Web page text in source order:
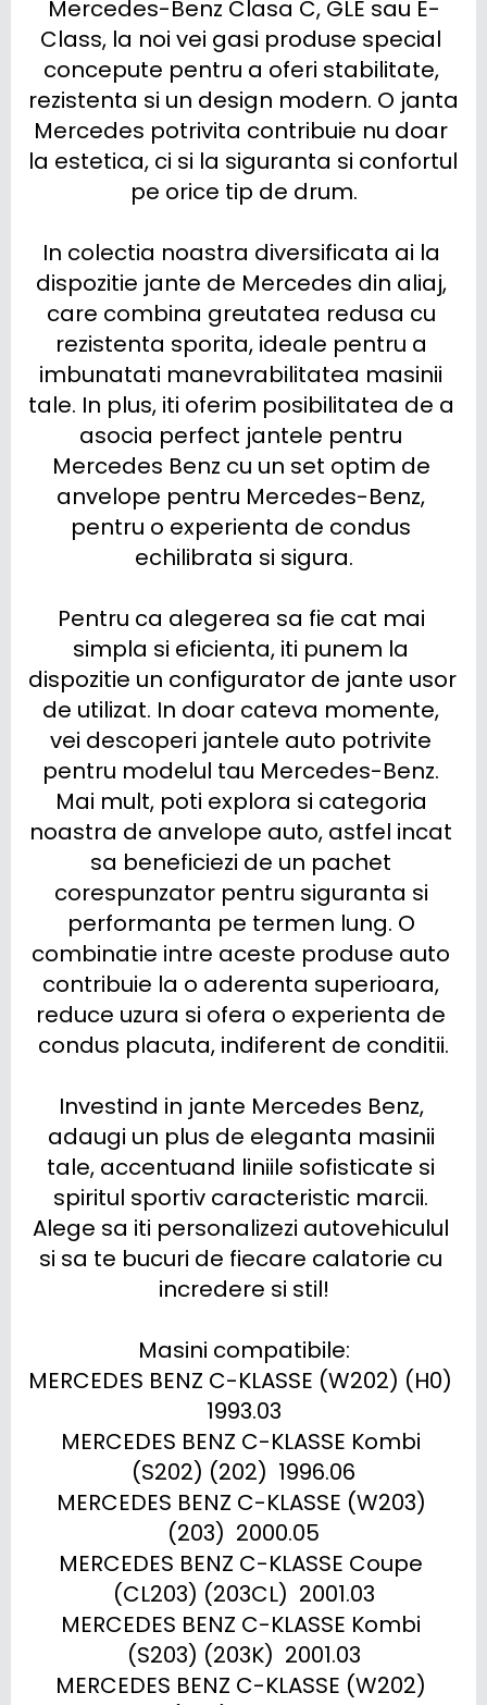
Mercedes-Benz Clasa C, GLE sau E-
Class, la noi vei gasi produse special
concepute pentru a oferi stabilitate,
rezistenta si un design modern. O janta
Mercedes potrivita contribuie nu doar
la estetica, ci si la siguranta si confortul
pe orice tip de drum.
In colectia noastra diversificata ai la
dispozitie jante de Mercedes din aliaj,
care combina greutatea redusa cu
rezistenta sporita, ideale pentru a
imbunatati manevrabilitatea masinii
tale. In plus, iti oferim posibilitatea de a
asocia perfect jantele pentru
Mercedes Benz cu un set optim de
anvelope pentru Mercedes-Benz,
pentru o experienta de condus
echilibrata si sigura.
Pentru ca alegerea sa fie cat mai
simpla si eficienta, iti punem la
dispozitie un configurator de jante usor
de utilizat. In doar cateva momente,
vei descoperi jantele auto potrivite
pentru modelul tau Mercedes-Benz.
Mai mult, poti explora si categoria
noastra de anvelope auto, astfel incat
sa beneficiezi de un pachet
corespunzator pentru siguranta si
performanta pe termen lung. O
combinatie intre aceste produse auto
contribuie la o aderenta superioara,
reduce uzura si ofera o experienta de
condus placuta, indiferent de conditii.
Investind in jante Mercedes Benz,
adaugi un plus de eleganta masinii
tale, accentuand liniile sofisticate si
spiritul sportiv caracteristic marcii.
Alege sa iti personalizezi autovehiculul
si sa te bucuri de fiecare calatorie cu
incredere si stil!
Masini compatibile:
MERCEDES BENZ C-KLASSE (W202) (H0)
1993.03
MERCEDES BENZ C-KLASSE Kombi
(S202) (202)  1996.06
MERCEDES BENZ C-KLASSE (W203)
(203)  2000.05
MERCEDES BENZ C-KLASSE Coupe
(CL203) (203CL)  2001.03
MERCEDES BENZ C-KLASSE Kombi
(S203) (203K)  2001.03
MERCEDES BENZ C-KLASSE (W202)